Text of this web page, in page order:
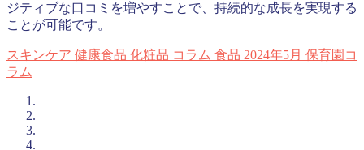
ジティブな口コミを増やすことで、持続的な成長を実現する
ことが可能です。
スキンケア 健康食品 化粧品 コラム 食品 2024年5月 保育園コ
ラム